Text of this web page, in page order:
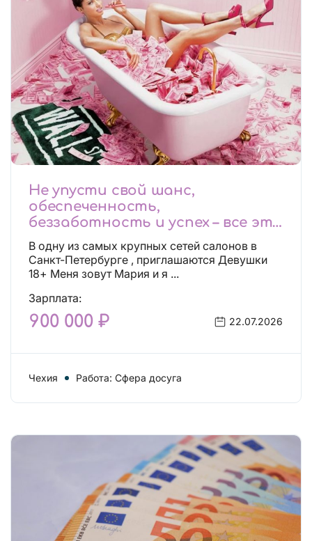
Не упусти свой шанс,
обеспеченность,
беззаботность и успех – все это
будет уже завтра, поспеши!
Лучшие условия!
В одну из самых крупных сетей салонов в
Санкт-Петербурге , приглашаются Девушки
18+ Меня зовут Мария и я ...
Зарплата:
900 000 ₽ 22.07.2026
Чехия Работа: Сфера досуга